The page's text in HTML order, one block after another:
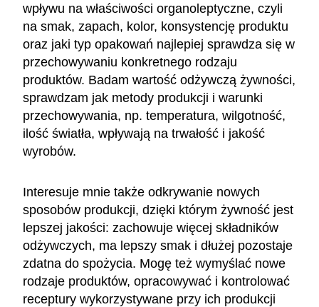
wpływu na właściwości organoleptyczne, czyli
na smak, zapach, kolor, konsystencję produktu
oraz jaki typ opakowań najlepiej sprawdza się w
przechowywaniu konkretnego rodzaju
produktów. Badam wartość odżywczą żywności,
sprawdzam jak metody produkcji i warunki
przechowywania, np. temperatura, wilgotność,
ilość światła, wpływają na trwałość i jakość
wyrobów.
Interesuje mnie także odkrywanie nowych
sposobów produkcji, dzięki którym żywność jest
lepszej jakości: zachowuje więcej składników
odżywczych, ma lepszy smak i dłużej pozostaje
zdatna do spożycia. Mogę też wymyślać nowe
rodzaje produktów, opracowywać i kontrolować
receptury wykorzystywane przy ich produkcji